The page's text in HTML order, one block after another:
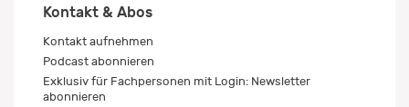
Kontakt & Abos
Kontakt aufnehmen
Podcast abonnieren
Exklusiv für Fachpersonen mit Login: Newsletter
abonnieren